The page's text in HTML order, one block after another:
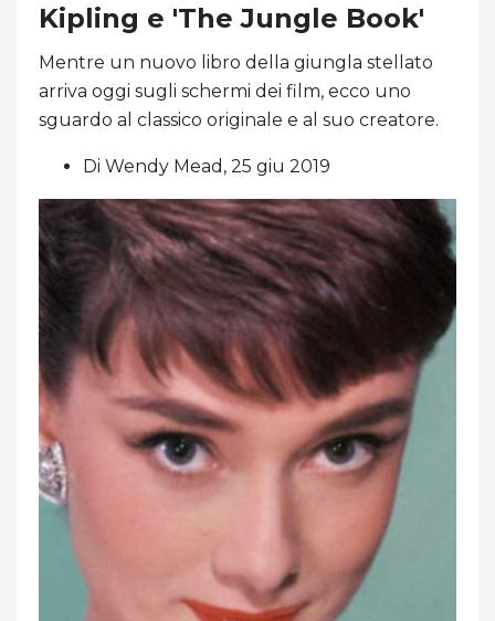
Kipling e 'The Jungle Book'
Mentre un nuovo libro della giungla stellato
arriva oggi sugli schermi dei film, ecco uno
sguardo al classico originale e al suo creatore.
Di Wendy Mead, 25 giu 2019